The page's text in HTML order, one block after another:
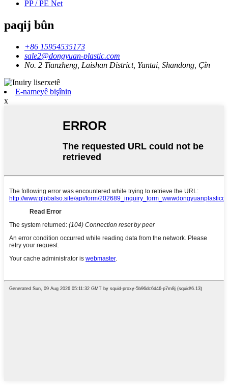
PP / PE Net
paqij bûn
+86 15954535173
sale2@dongyuan-plastic.com
No. 2 Tianzheng, Laishan District, Yantai, Shandong, Çîn
E-nameyê bişînin
x